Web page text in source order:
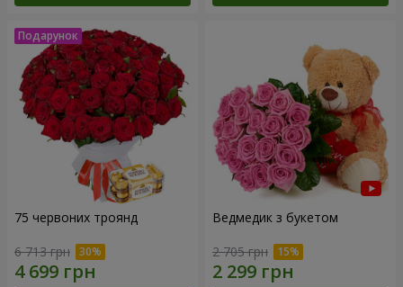
75 червоних троянд
6 713 грн
Ведмедик з букетом
2 705 грн